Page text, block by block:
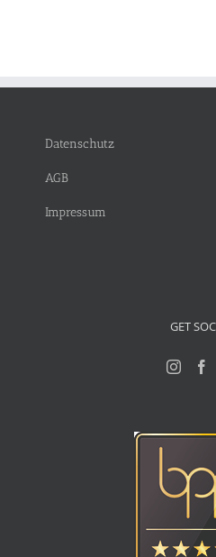
Datenschutz
AGB
Impressum
GET